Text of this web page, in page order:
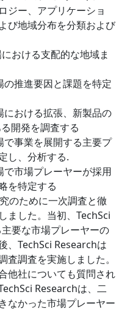
ジー、アプリケーショ
び地域分布を分類および
おける支配的な地域ま
の推進要因と課題を特定
における拡張、新製品の
開発を調査する
で事業を展開する主要プ
し、分析する.
で市場プレーヤーが採用
を特定する
のために一次調査と徹
ました。当初、TechSci
要な市場プレーヤーの
、TechSci Researchは
調査を実施しました。
他社についても質問され
Researchは、二
なかった市場プレーヤー